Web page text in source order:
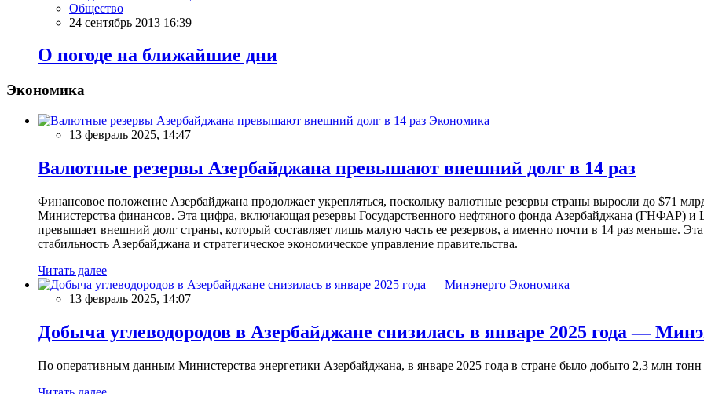
Общество
24 сентябрь 2013 16:39
О погоде на ближайшие дни
Экономика
Экономика
13 февраль 2025, 14:47
Валютные резервы Азербайджана превышают внешний долг в 14 раз
Финансовое положение Азербайджана продолжает укрепляться, поскольку валютные резервы страны выросли до $71
Министерства финансов. Эта цифра, включающая резервы Государственного нефтяного фонда Азербайджана (ГНФАР) и
превышает внешний долг страны, который составляет лишь малую часть ее резервов, а именно почти в 14 раз меньше.
стабильность Азербайджана и стратегическое экономическое управление правительства.
Читать далее
Экономика
13 февраль 2025, 14:07
Добыча углеводородов в Азербайджане снизилась в январе 2025 года —
По оперативным данным Министерства энергетики Азербайджана, в январе 2025 года в стране было добыто 2,3 млн тонн